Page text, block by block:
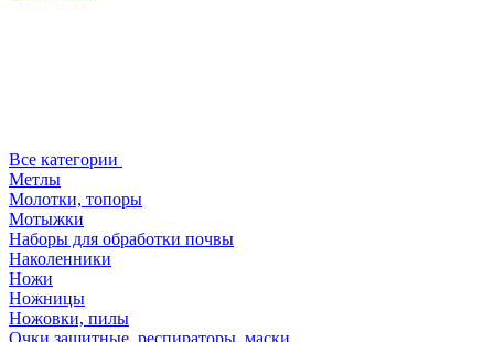
Все категории
Метлы
Молотки, топоры
Мотыжки
Наборы для обработки почвы
Наколенники
Ножи
Ножницы
Ножовки, пилы
Очки защитные, респираторы, маски